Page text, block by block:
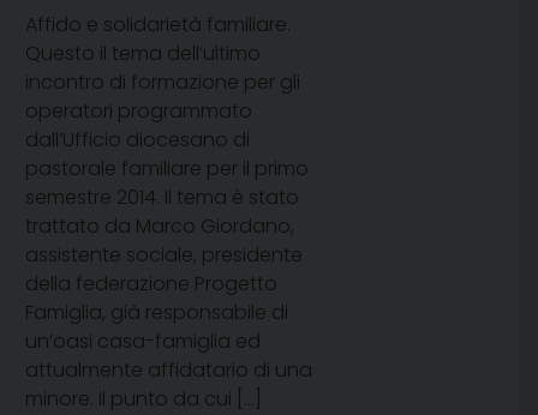
Affido e solidarietà familiare.
Questo il tema dell’ultimo
incontro di formazione per gli
operatori programmato
dall’Ufficio diocesano di
pastorale familiare per il primo
semestre 2014. Il tema è stato
trattato da Marco Giordano,
assistente sociale, presidente
della federazione Progetto
Famiglia, già responsabile di
un’oasi casa-famiglia ed
attualmente affidatario di una
minore. Il punto da cui […]